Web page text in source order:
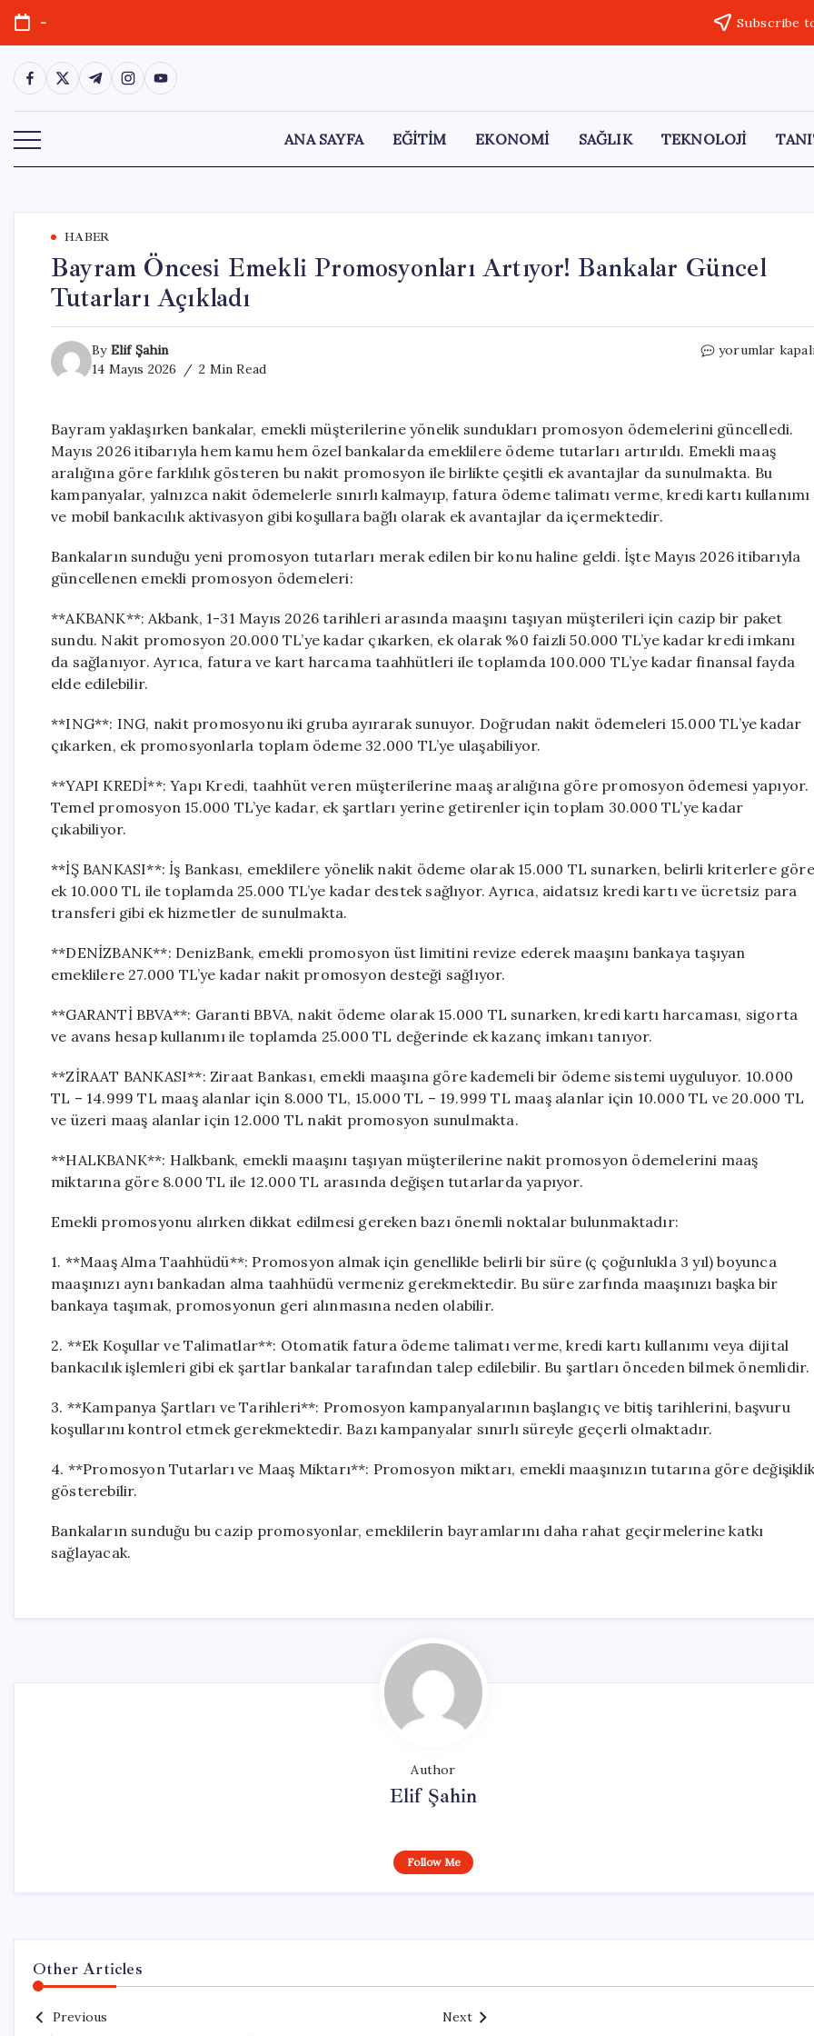
Skip
content
- Subscribe
https://www.facebook.com/
https://twitter.com/
https://t.me/
https://www.instagram.com/
https://youtube.com/
ANA SAYFA EĞİTİM EKONOMİ SAĞLIK TEKNOLOJİ
HABER
Bayram Öncesi Emekli Promosyonları Artıyor! Bankalar Güncel
Tutarları Açıkladı
By Elif Şahin
14 Mayıs 2026
2 Min Read
Bayram
Artıyor!
Bankalar
Güncel
Tutarları
Açıkladı
yorumlar
Bayram yaklaşırken bankalar, emekli müşterilerine yönelik sundukları promosyon ödemelerini güncelledi.
Mayıs 2026 itibarıyla hem kamu hem özel bankalarda emeklilere ödeme tutarları artırıldı. Emekli maaş
aralığına göre farklılık gösteren bu nakit promosyon ile birlikte çeşitli ek avantajlar da sunulmakta. Bu
kampanyalar, yalnızca nakit ödemelerle sınırlı kalmayıp, fatura ödeme talimatı verme, kredi kartı kullanımı
ve mobil bankacılık aktivasyon gibi koşullara bağlı olarak ek avantajlar da içermektedir.
Bankaların sunduğu yeni promosyon tutarları merak edilen bir konu haline geldi. İşte Mayıs 2026 itibarıyla
güncellenen emekli promosyon ödemeleri:
**AKBANK**: Akbank, 1-31 Mayıs 2026 tarihleri arasında maaşını taşıyan müşterileri için cazip bir paket
sundu. Nakit promosyon 20.000 TL’ye kadar çıkarken, ek olarak %0 faizli 50.000 TL’ye kadar kredi imkanı
da sağlanıyor. Ayrıca, fatura ve kart harcama taahhütleri ile toplamda 100.000 TL’ye kadar finansal fayda
elde edilebilir.
**ING**: ING, nakit promosyonu iki gruba ayırarak sunuyor. Doğrudan nakit ödemeleri 15.000 TL’ye kadar
çıkarken, ek promosyonlarla toplam ödeme 32.000 TL’ye ulaşabiliyor.
**YAPI KREDİ**: Yapı Kredi, taahhüt veren müşterilerine maaş aralığına göre promosyon ödemesi yapıyor.
Temel promosyon 15.000 TL’ye kadar, ek şartları yerine getirenler için toplam 30.000 TL’ye kadar
çıkabiliyor.
**İŞ BANKASI**: İş Bankası, emeklilere yönelik nakit ödeme olarak 15.000 TL sunarken, belirli kriterlere göre
ek 10.000 TL ile toplamda 25.000 TL’ye kadar destek sağlıyor. Ayrıca, aidatsız kredi kartı ve ücretsiz para
transferi gibi ek hizmetler de sunulmakta.
**DENİZBANK**: DenizBank, emekli promosyon üst limitini revize ederek maaşını bankaya taşıyan
emeklilere 27.000 TL’ye kadar nakit promosyon desteği sağlıyor.
**GARANTİ BBVA**: Garanti BBVA, nakit ödeme olarak 15.000 TL sunarken, kredi kartı harcaması, sigorta
ve avans hesap kullanımı ile toplamda 25.000 TL değerinde ek kazanç imkanı tanıyor.
**ZİRAAT BANKASI**: Ziraat Bankası, emekli maaşına göre kademeli bir ödeme sistemi uyguluyor. 10.000
TL – 14.999 TL maaş alanlar için 8.000 TL, 15.000 TL – 19.999 TL maaş alanlar için 10.000 TL ve 20.000 TL
ve üzeri maaş alanlar için 12.000 TL nakit promosyon sunulmakta.
**HALKBANK**: Halkbank, emekli maaşını taşıyan müşterilerine nakit promosyon ödemelerini maaş
miktarına göre 8.000 TL ile 12.000 TL arasında değişen tutarlarda yapıyor.
Emekli promosyonu alırken dikkat edilmesi gereken bazı önemli noktalar bulunmaktadır:
1. **Maaş Alma Taahhüdü**: Promosyon almak için genellikle belirli bir süre (ç çoğunlukla 3 yıl) boyunca
maaşınızı aynı bankadan alma taahhüdü vermeniz gerekmektedir. Bu süre zarfında maaşınızı başka bir
bankaya taşımak, promosyonun geri alınmasına neden olabilir.
2. **Ek Koşullar ve Talimatlar**: Otomatik fatura ödeme talimatı verme, kredi kartı kullanımı veya dijital
bankacılık işlemleri gibi ek şartlar bankalar tarafından talep edilebilir. Bu şartları önceden bilmek önemlidir.
3. **Kampanya Şartları ve Tarihleri**: Promosyon kampanyalarının başlangıç ve bitiş tarihlerini, başvuru
koşullarını kontrol etmek gerekmektedir. Bazı kampanyalar sınırlı süreyle geçerli olmaktadır.
4. **Promosyon Tutarları ve Maaş Miktarı**: Promosyon miktarı, emekli maaşınızın tutarına göre
gösterebilir.
Bankaların sunduğu bu cazip promosyonlar, emeklilerin bayramlarını daha rahat geçirmelerine katkı
sağlayacak.
Author
Elif Şahin
Follow Me
Other Articles
Previous Next